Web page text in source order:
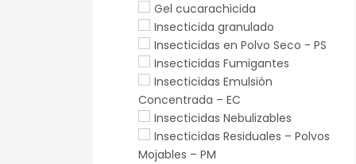
Gel cucarachicida
Insecticida granulado
Insecticidas en Polvo Seco - PS
Insecticidas Fumigantes
Insecticidas Emulsión
Concentrada – EC
Insecticidas Nebulizables
Insecticidas Residuales – Polvos
Mojables – PM